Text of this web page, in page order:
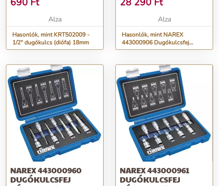
Alza
Hasonlók, mint KRT502009 -
1/2" dugókulcs (diófa) 18mm
Alza
Hasonlók, mint NAREX
443000906 Dugókulcsfej
készlet 3/8"
NAREX 443000960
DUGÓKULCSFEJ
NAREX 443000961
DUGÓKULCSFEJ